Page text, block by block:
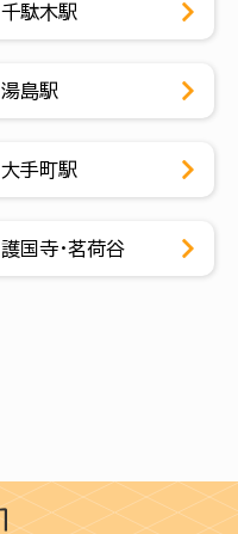
千駄木駅
湯島駅
大手町駅
護国寺・茗荷谷